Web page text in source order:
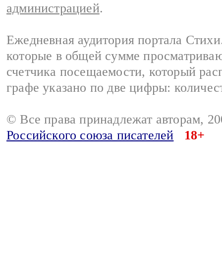
администрацией.
Ежедневная аудитория портала
которые в общей сумме
счетчика посещаемости, который
графе указано по две цифры:
© Все права принадлежат авторам,
Российского союза писателей
18+